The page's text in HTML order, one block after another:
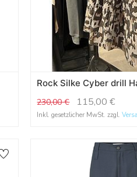
Rock Silke Cyber drill
230,00€ 115,00 €
Inkl. gesetzlicher MwSt. zzgl.